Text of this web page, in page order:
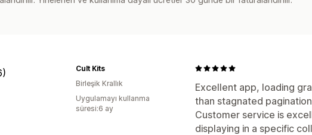
Excellent app, loading
than stagnated
Customer service is
displaying in a specific
Cult Kits
Birleşik Krallık
Uygulamayı kullanma
süresi:6 ay